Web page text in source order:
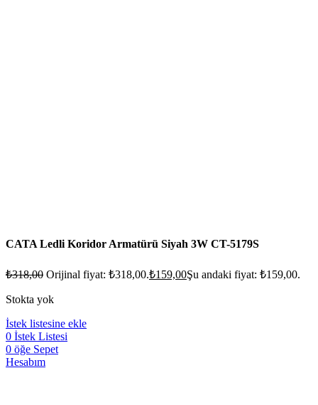
CATA Ledli Koridor Armatürü Siyah 3W CT-5179S
₺318,00 Orijinal fiyat: ₺318,00.₺159,00Şu andaki fiyat: ₺159,00.
Stokta yok
İstek listesine ekle
0 İstek Listesi
0 öğe Sepet
Hesabım